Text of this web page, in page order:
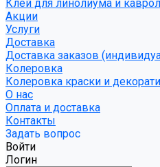
Клей для линолиума и
Акции
Услуги
Доставка
Доставка заказов
Колеровка
Колеровка краски и
О нас
Оплата и доставка
Контакты
Задать вопрос
Войти
Логин